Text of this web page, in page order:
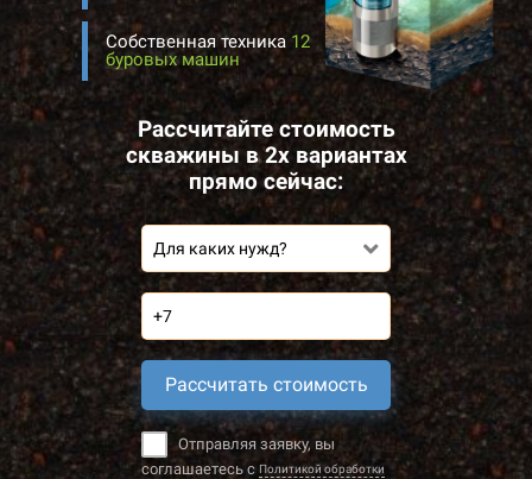
Собственная техника 12
буровых машин
Рассчитайте стоимость
скважины в 2х вариантах
прямо сейчас:
Для каких нужд?
Рассчитать стоимость
Отправляя заявку, вы
соглашаетесь с Политикой обработки